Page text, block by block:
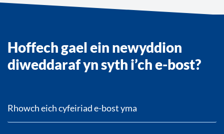
Hoffech gael ein newyddion
diweddaraf yn syth i’ch e-bost?